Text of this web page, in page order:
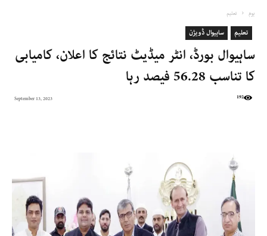
ہوم تعلیم
تعلیم ساہیوال ڈویژن
ساہیوال بورڈ، انٹر میڈیٹ نتائج کا اعلان، کامیابی
کا تناسب 56.28 فیصد رہا
September 13, 2023 192